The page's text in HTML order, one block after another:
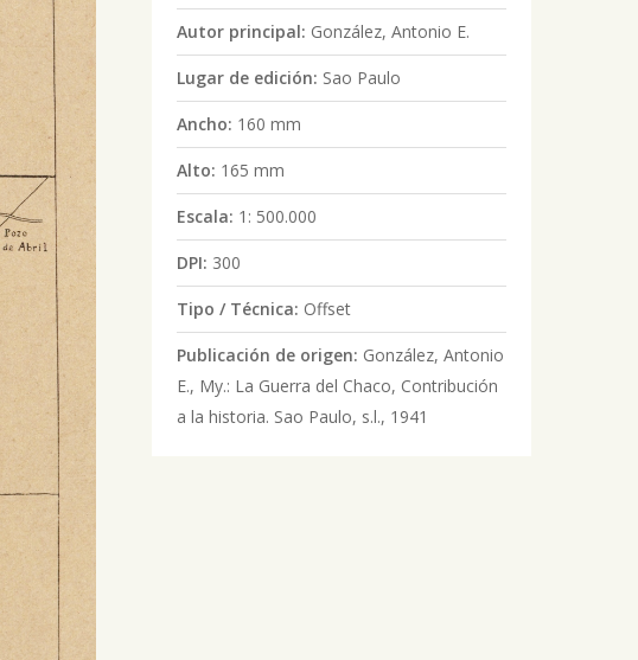
Autor principal: González, Antonio E.
Lugar de edición: Sao Paulo
Ancho: 160 mm
Alto: 165 mm
Escala: 1: 500.000
DPI: 300
Tipo / Técnica: Offset
Publicación de origen: González, Antonio
E., My.: La Guerra del Chaco, Contribución
a la historia. Sao Paulo, s.l., 1941